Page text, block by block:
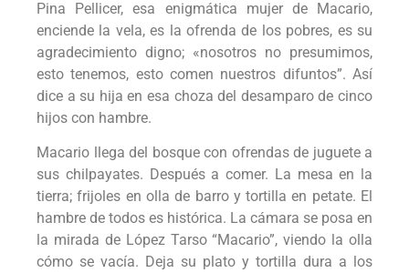
Pina Pellicer, esa enigmática mujer de Macario,
enciende la vela, es la ofrenda de los pobres, es su
agradecimiento digno; «nosotros no presumimos,
esto tenemos, esto comen nuestros difuntos”. Así
dice a su hija en esa choza del desamparo de cinco
hijos con hambre.
Macario llega del bosque con ofrendas de juguete a
sus chilpayates. Después a comer. La mesa en la
tierra; frijoles en olla de barro y tortilla en petate. El
hambre de todos es histórica. La cámara se posa en
la mirada de López Tarso “Macario”, viendo la olla
cómo se vacía. Deja su plato y tortilla dura a los